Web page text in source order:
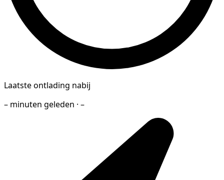
Laatste ontlading nabij
– minuten geleden · –